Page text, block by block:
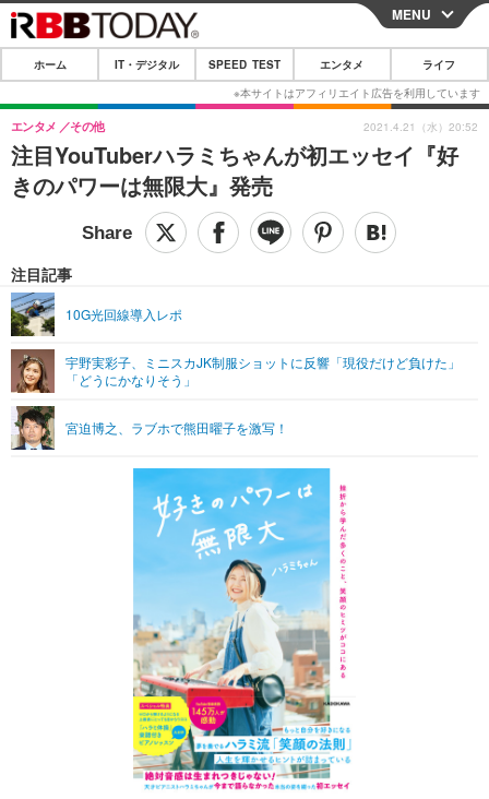
CLOSE
ホーム
IT・デジタル
IT・デジタルTOP スマートフォン
ショッピング その他
SPEED TEST
エンタメTOP 映画・ドラマ
グラビア
ショッピング
ライフTOP
その他
リリース一覧
プッシュ通知の停止方法
MENU
ホーム IT・デジタル SPEED TEST エンタメ ライフ
注目YouTuberハラミちゃんが初エッセイ『好
きのパワーは無限大』発売
エンタメ その他
注目記事
10G光回線導入レポ
宇野実彩子、ミニスカJK制服ショットに反響「現役だけど負けた」
「どうにかなりそう」
宮迫博之、ラブホで熊田曜子を激写！
2021.4.21（水）20:52